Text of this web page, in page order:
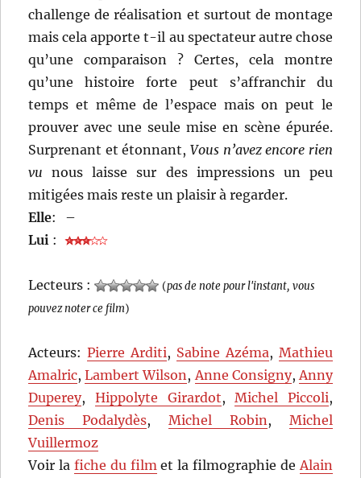
challenge de réalisation et surtout de montage
mais cela apporte t-il au spectateur autre chose
qu’une comparaison ? Certes, cela montre
qu’une histoire forte peut s’affranchir du
temps et même de l’espace mais on peut le
prouver avec une seule mise en scène épurée.
Surprenant et étonnant, Vous n’avez encore rien
vu nous laisse sur des impressions un peu
mitigées mais reste un plaisir à regarder.
Elle:
–
Lui :
Lecteurs : (pas de note pour l'instant, vous
pouvez noter ce film)
Acteurs:Pierre Arditi, Sabine Azéma, Mathieu
Amalric,Lambert Wilson , Anne Consigny, Anny
Duperey, Hippolyte Girardot,Michel Piccoli,
Denis Podalydès,Michel Robin , Michel
Vuillermoz
Voir la fiche du film et la filmographie de Alain